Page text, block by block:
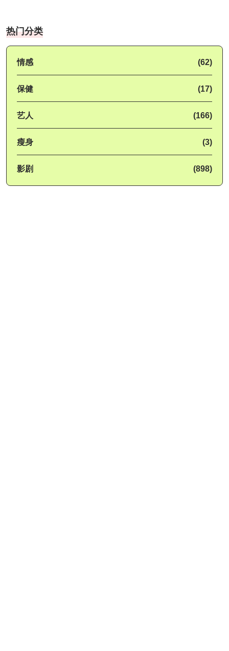
热门分类
情感 (62)
保健 (17)
艺人 (166)
瘦身 (3)
影剧 (898)